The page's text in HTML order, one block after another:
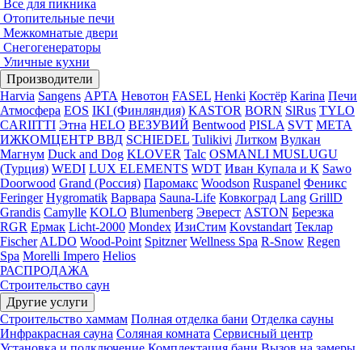
Все для пикника
Отопительные печи
Межкомнатые двери
Снегогенераторы
Уличные кухни
Производители
Harvia Sangens АРТА Невотон FASEL Henki Костёр Karina Печи
Атмосфера EOS IKI (Финляндия) KASTOR BORN SlRus TYLO
CARIITTI Этна HELO ВЕЗУВИЙ Bentwood PISLA SVT МЕТА
ИЖКОМЦЕНТР ВВД SCHIEDEL Tulikivi Литком Вулкан
Магнум Duck and Dog KLOVER Talc OSMANLI MUSLUGU
(Турция) WEDI LUX ELEMENTS WDT Иван Купала и К Sawo
Doorwood Grand (Россия) Паромакс Woodson Ruspanel Феникс
Feringer Hygromatik Варвара Sauna-Life Ковкоград Lang GrillD
Grandis Camylle KOLO Blumenberg Эверест ASTON Березка
RGR Ермак Licht-2000 Mondex ИзиСтим Kovstandart Теклар
Fischer ALDO Wood-Point Spitzner Wellness Spa R-Snow Regen
Spa Morelli Impero Helios
РАСПРОДАЖА
Строительство саун
Другие услуги
Строительство хаммам Полная отделка бани Отделка сауны
Инфракрасная сауна Соляная комната Сервисный центр